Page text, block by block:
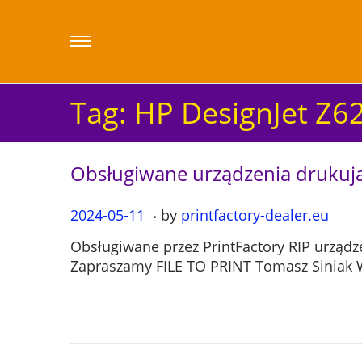
Tag: HP DesignJet
Obsługiwane urządzenia
P
s
t
2024-05-11 2
2
4
. by printfactory-dealer.eu
Obsługiwane przez PrintFactory RIP
Zapraszamy FILE TO PRINT Tomasz